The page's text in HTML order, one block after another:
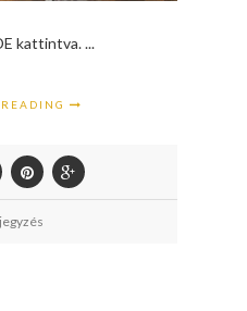
kattintva. ...